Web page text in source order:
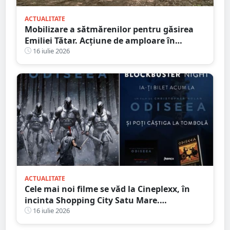
ACTUALITATE
Mobilizare a sătmărenilor pentru găsirea
Emiliei Tătar. Acțiune de amploare în
Homoroade
16 iulie 2026
ACTUALITATE
Cele mai noi filme se văd la Cineplexx, în
incinta Shopping City Satu Mare.
Blockbuster Night: Odiseea
16 iulie 2026